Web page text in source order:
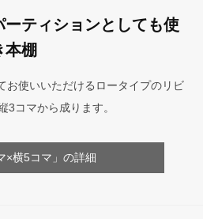
ティションとしても使
本棚
お使いいただけるロータイプのリビ
3コマから成ります。
×横5コマ」の詳細